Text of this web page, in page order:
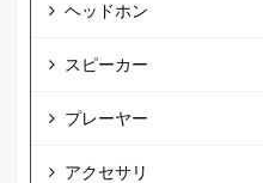
ヘッドホン
スピーカー
プレーヤー
アクセサリ